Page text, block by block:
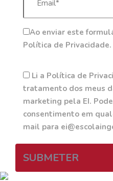
Ao enviar este
Política de Privacidade.
Li a Política de
tratamento dos meus
marketing pela EI.
consentimento em
mail para
SUBMETER